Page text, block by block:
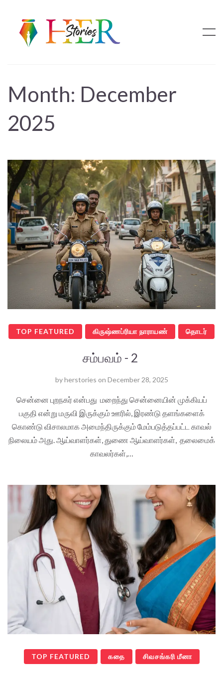
Month: December
2025
TOP FEATURED கிருஷ்ணப்ரியா நாராயண் தொடர்
சம்பவம் - 2
byherstories on December 28, 2025
சென்னை புறநகர் என்பது மறைந்து சென்னையின் முக்கியப்
பகுதி என்று மருவி இருக்கும் ஊரில், இரண்டு தளங்களைக்
கொண்டு விசாலமாக அமைந்திருக்கும் மேம்படுத்தப்பட்ட காவல்
நிலையம் அது. ஆய்வாளர்கள், துணை ஆய்வாளர்கள், தலைமைக்
காவலர்கள்,…
TOP FEATURED கதை சிவசங்கரி மீனா